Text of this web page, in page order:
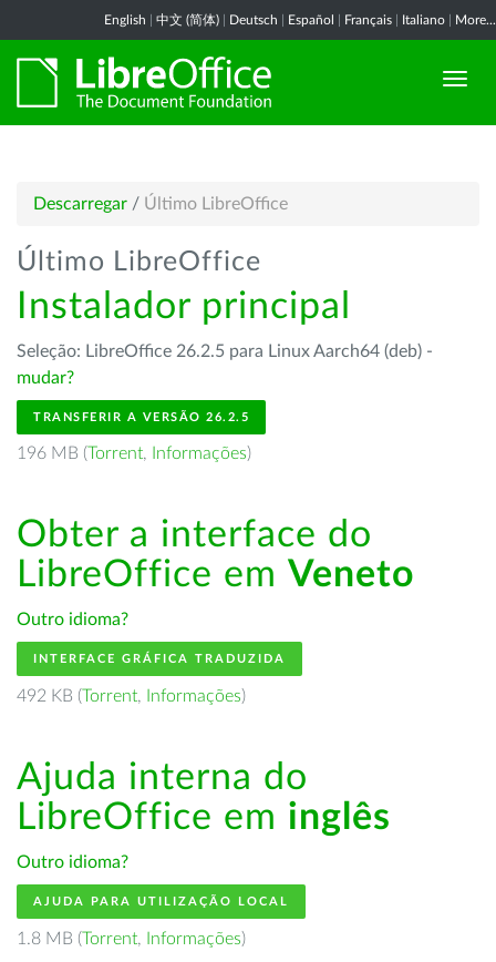
English 中文 (简体) Deutsch Español Français Italiano More...
Descarregar / Último LibreOffice
Último LibreOffice
Instalador principal
Seleção: LibreOffice 26.2.5 para Linux Aarch64 (deb) -
mudar?
TRANSFERIR A VERSÃO 26.2.5
196 MB (Torrent, Informações)
Obter a interface do
LibreOffice em Veneto
Outro idioma?
INTERFACE GRÁFICA TRADUZIDA
492 KB (Torrent, Informações)
Ajuda interna do
LibreOffice em inglês
Outro idioma?
AJUDA PARA UTILIZAÇÃO LOCAL
1.8 MB (Torrent, Informações)